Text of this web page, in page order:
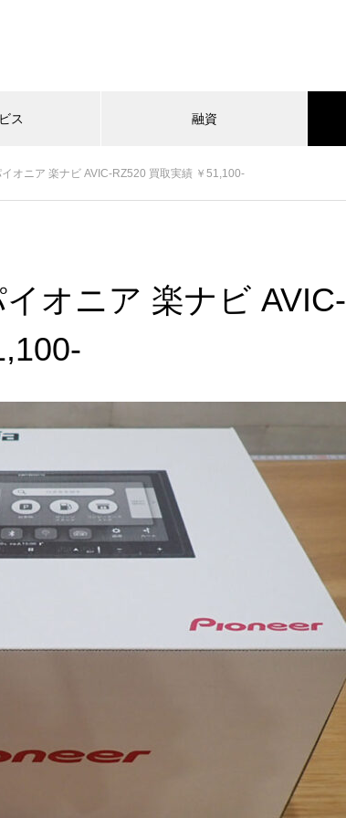
ス 融資
オニア 楽ナビ AVIC-RZ520 買取実績 ￥51,100-
オニア 楽ナビ AVIC-